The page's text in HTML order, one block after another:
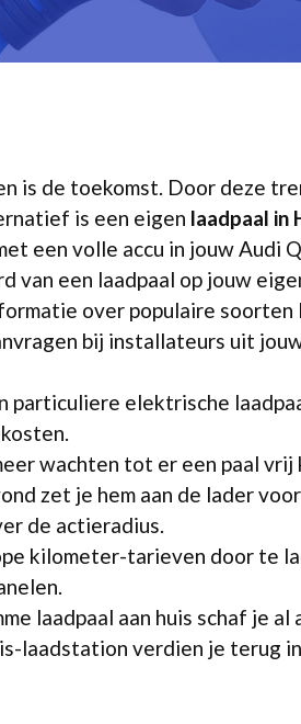
is de toekomst. Door deze
is een eigen laadpaal in
een volle accu in jouw Audi
van een laadpaal op jouw
over populaire
bij installateurs uit
particuliere elektrische
wachten tot er een paal vrij
zet je hem aan de lader
de actieradius.
kilometer-tarieven door te
laadpaal aan huis schaf je al
laadstation verdien je terug